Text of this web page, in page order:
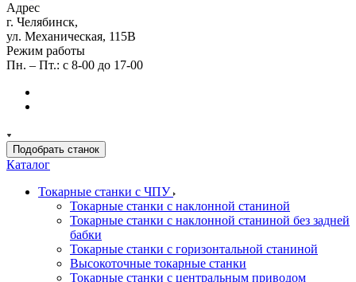
Адрес
г. Челябинск,
ул. Механическая, 115В
Режим работы
Пн. – Пт.: с 8-00 до 17-00
Подобрать станок
Каталог
Токарные станки с ЧПУ
Токарные станки с наклонной станиной
Токарные станки с наклонной станиной без задней
бабки
Токарные станки с горизонтальной станиной
Высокоточные токарные станки
Токарные станки с центральным приводом